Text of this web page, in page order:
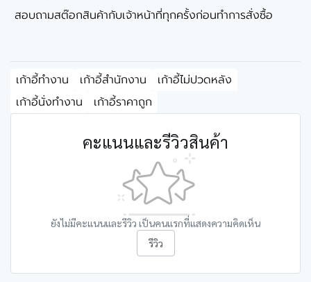
สอบถามสต๊อกสินค้ากับเจ้าหน้าที่ทุกครั้งก่อนทำการสั่งซื้อ
เก้าอี้ทำงาน เก้าอี้สำนักงาน
เก้าอี้ไม่ปวดหลัง
เก้าอี้นั่งทำงาน
เก้าอี้ราคาถูก
คะแนนและรีวิวสินค้า
ยังไม่มีคะแนนและรีวิว เป็นคนแรกที่แสดงความคิดเห็น
รีวิว